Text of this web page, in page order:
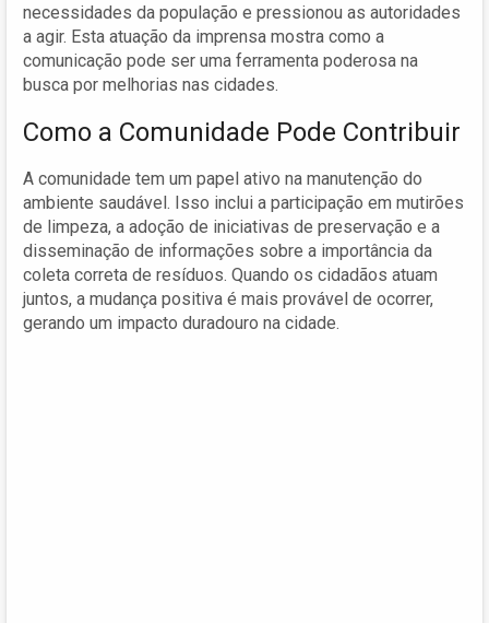
necessidades da população e pressionou as autoridades
a agir. Esta atuação da imprensa mostra como a
comunicação pode ser uma ferramenta poderosa na
busca por melhorias nas cidades.
Como a Comunidade Pode Contribuir
A comunidade tem um papel ativo na manutenção do
ambiente saudável. Isso inclui a participação em mutirões
de limpeza, a adoção de iniciativas de preservação e a
disseminação de informações sobre a importância da
coleta correta de resíduos. Quando os cidadãos atuam
juntos, a mudança positiva é mais provável de ocorrer,
gerando um impacto duradouro na cidade.